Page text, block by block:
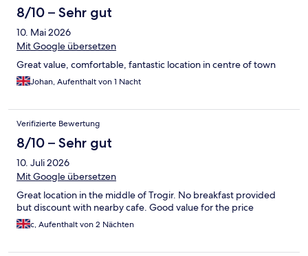
8/10 – Sehr gut
10. Mai 2026
Mit Google übersetzen
Great value, comfortable, fantastic location in centre of town
Johan, Aufenthalt von 1 Nacht
Verifizierte Bewertung
8/10 – Sehr gut
10. Juli 2026
Mit Google übersetzen
Great location in the middle of Trogir. No breakfast provided
but discount with nearby cafe. Good value for the price
c, Aufenthalt von 2 Nächten